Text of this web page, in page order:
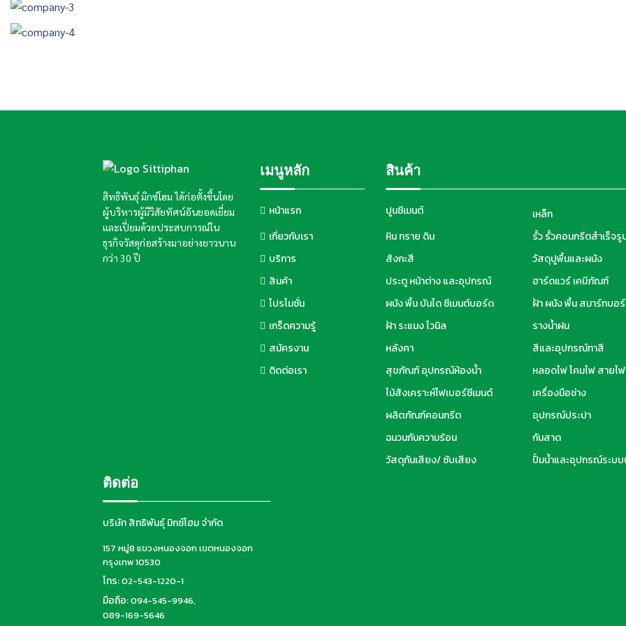
สิทธิพันธุ์ มิกซ์โฮม ได้ก่อตั้งขึ้นโดย
ผู้บริหารผู้มีวิสัยทัศน์อันยอดเยี่ยม
และเปี่ยมด้วยประสบการณ์ใน
ธุรกิจวัสดุก่อสร้างมาอย่างยาวนาน
กว่า 30 ปี
เมนูหลัก
หน้าแรก
เกี่ยวกับเรา
บริการ
สินค้า
โปรโมชั่น
เกร็ดความรู้
สมัครงาน
ติดต่อเรา
สินค้า
ปูนซีเมนต์
เหล็ก
หิน ทราย ดิน
รั้ว รั้วคอนกรีตสำเร็จรู
สังกะสี
วัสดุปูพื้นและผนัง
ประตู หน้าต่าง และอุปกรณ์
ฮาร์ดแวร์ เคมีภัณฑ์
ผนัง พื้น บันได ซีเมนต์บอร์ด
ฝ้า ผนัง พื้น สมาร์ทบอ
ฝ้า ระแนง ไวนิล
รางน้ำฝน
หลังคา
สีและอุปกรณ์ทาสี
สุขภัณฑ์ อุปกรณ์ห้องน้ำ
หลอดไฟ โคมไฟ สาย
ไม้สังเคราะห์ไฟเบอร์ซีเมนต์
เครื่องมือช่าง
ผลิตภัณฑ์คอนกรีต
อุปกรณ์ประปา
ฉนวนกันความร้อน
กันสาด
วัสดุกันเสียง/ ซับเสียง
ปั้มน้ำและอุปกรณ์ระบบ
ติดต่อ
บริษัท สิทธิพันธุ์ มิกซ์โฮม จำกัด
157 หมู่8 แขวงหนองจอก เขตหนองจอก
กรุงเทพ 10530
โทร:02-543-1220-1
มือถือ:094-545-9946,
089-169-5646